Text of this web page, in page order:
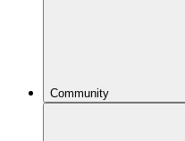
Community